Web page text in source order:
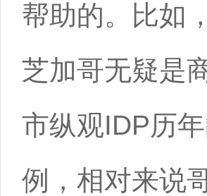
帮助的。比如
芝加哥无疑是
市纵观IDP历
例，相对来说